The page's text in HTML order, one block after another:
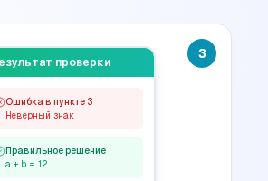
3
проверки
Ошибка в пункте 3
Неверный знак
Правильное решение
a + b = 12